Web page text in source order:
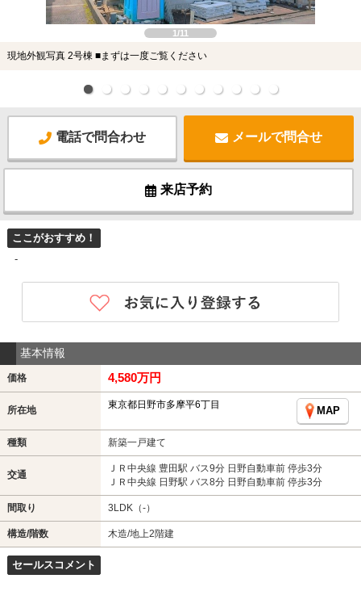
1/11
現地外観写真 2号棟 ■まずは一度ご覧ください
電話で問合わせ メールで問合せ
来店予約
ここがおすすめ！
-
基本情報
価格 4,580万円
所在地 東京都日野市多摩平6丁目
MAP
種類 新築一戸建て
交通
ＪＲ中央線 豊田駅 バス9分 日野自動車前 停歩3分
ＪＲ中央線 日野駅 バス8分 日野自動車前 停歩3分
間取り 3LDK（-）
構造/階数 木造/地上2階建
セールスコメント